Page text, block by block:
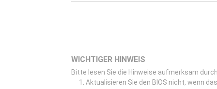
WICHTIGER HINWEIS
Bitte lesen Sie die Hinweise aufmerksam
Aktualisieren Sie den BIOS nicht, wenn